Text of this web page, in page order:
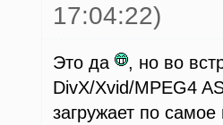
17:04:22)
Это да
, но во
DivX/Xvid/MPEG4
загружает по